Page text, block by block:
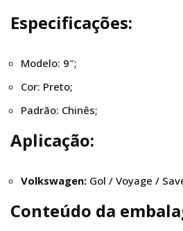
Especificações:
Modelo: 9″;
Cor: Preto;
Padrão: Chinês;
Aplicação:
Volkswagen: Gol / Voyage /
Conteúdo da